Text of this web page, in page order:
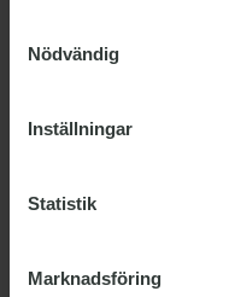
Nödvändig
Inställningar
Statistik
Marknadsföring
Öppettider
För
Om du har frågor
någonting annat,
eller använda
behandlar vi din